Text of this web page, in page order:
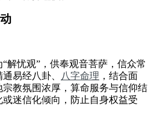
解忧观”，供奉观音菩萨，信众常
易经八卦、
八字命理 ，结合面
教氛围浓厚，算命服务与信仰结
迷信化倾向，防止自身权益受